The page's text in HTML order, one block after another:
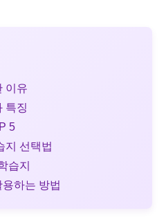
이유
특징
5
지 선택법
습지
하는 방법